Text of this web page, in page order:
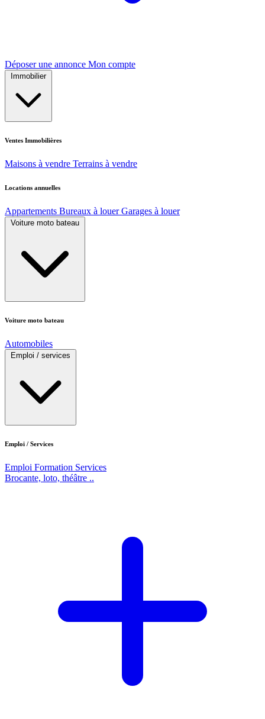
Déposer une annonce Mon compte
Immobilier
Ventes Immobilières
Maisons à vendre Terrains à vendre
Locations annuelles
Appartements Bureaux à louer Garages à louer
Voiture moto bateau
Voiture moto bateau
Automobiles
Emploi / services
Emploi / Services
Emploi Formation Services
Brocante, loto, théâtre ..